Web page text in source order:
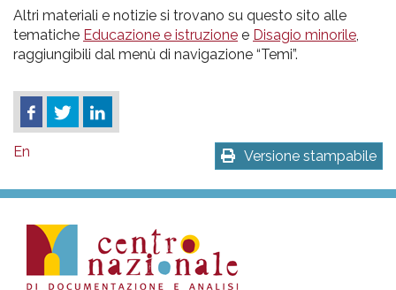
Altri materiali e notizie si trovano su questo sito alle
tematiche Educazione e istruzione e Disagio minorile
raggiungibili dal menù di navigazione “Temi”.
Versione stampabile
En